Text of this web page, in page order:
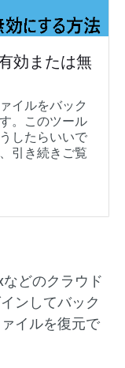
効または無
イルをバック
。このツール
したらいいで
引き続きご覧
などのクラウド
ンしてバック
イルを復元で